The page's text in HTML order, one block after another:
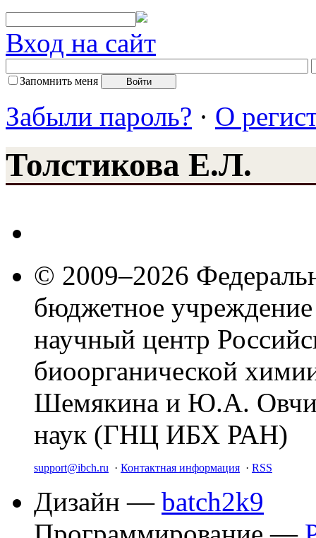
Вход на сайт
Запомнить меня
Забыли пароль? · О
Толстикова Е.Л.
© 2009–2026
бюджетное
научный центр
биоорганической
Шемякина и Ю.А.
наук (ГНЦ ИБХ РАН)
support@ibch.ru · Контактная информация · RSS
Дизайн — batch2k9